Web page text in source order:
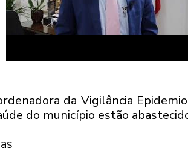
da Vigilância
do município estão